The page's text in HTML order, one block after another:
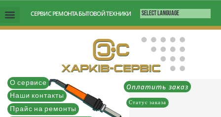
содержимому
СЕРВИС РЕМОНТА БЫТОВОЙ ТЕХНИКИ
О сервисе
Наши контакты
Прайс на ремонты
Статус заказа
Оплатить заказ